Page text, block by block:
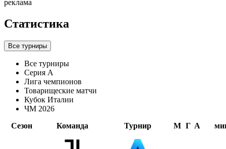
реклама
Статистика
Все турниры
Все турниры
Серия А
Лига чемпионов
Товарищеские матчи
Кубок Италии
ЧМ 2026
Сезон
Команда Турнир М Г А